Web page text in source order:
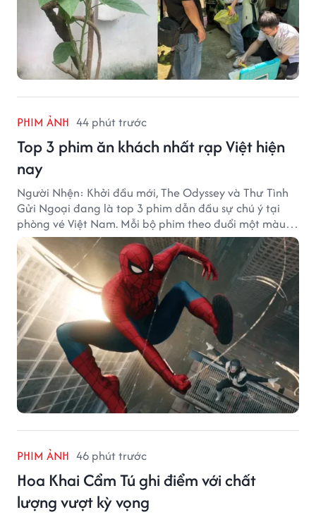
PHIM ẢNH 44 phút trước
Top 3 phim ăn khách nhất rạp Việt hiện
nay
Người Nhện: Khởi đầu mới, The Odyssey và Thư Tình
Gửi Ngoại đang là top 3 phim dẫn đầu sự chú ý tại
phòng vé Việt Nam. Mỗi bộ phim theo đuổi một màu
sắc khác nhau nhưng đều ghi nhận những thành tích
doanh thu đáng chú ý.
PHIM ẢNH 46 phút trước
Hoa Khai Cẩm Tú ghi điểm với chất
lượng vượt kỳ vọng